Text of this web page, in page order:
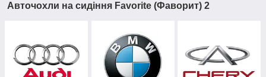
Авточохли на сидіння Favorite (Фаворит) 2